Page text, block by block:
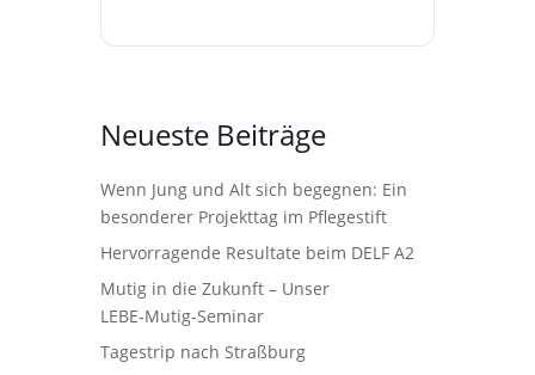
Neueste Beiträge
Wenn Jung und Alt sich begegnen: Ein
besonderer Projekttag im Pflegestift
Hervorragende Resultate beim DELF A2
Mutig in die Zukunft – Unser
LEBE‑Mutig‑Seminar
Tagestrip nach Straßburg